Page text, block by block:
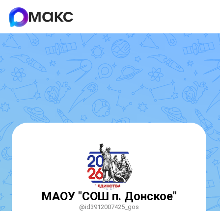
МАОУ "СОШ п. Донское"
@id3912007425_gos